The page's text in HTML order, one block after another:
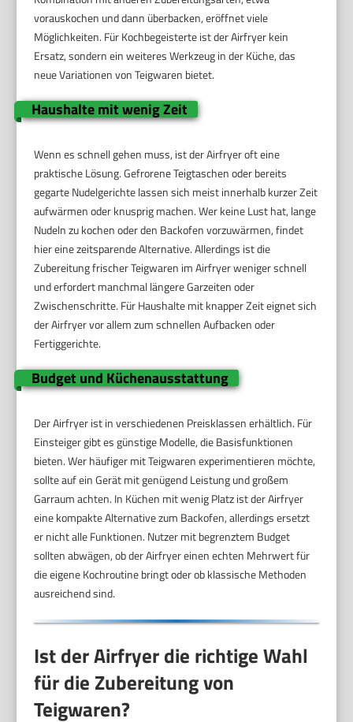
vorauskochen und dann überbacken, eröffnet viele
Möglichkeiten. Für Kochbegeisterte ist der Airfryer kein
Ersatz, sondern ein weiteres Werkzeug in der Küche, das
neue Variationen von Teigwaren bietet.
Haushalte mit wenig Zeit
Wenn es schnell gehen muss, ist der Airfryer oft eine
praktische Lösung. Gefrorene Teigtaschen oder bereits
gegarte Nudelgerichte lassen sich meist innerhalb kurzer Zeit
aufwärmen oder knusprig machen. Wer keine Lust hat, lange
Nudeln zu kochen oder den Backofen vorzuwärmen, findet
hier eine zeitsparende Alternative. Allerdings ist die
Zubereitung frischer Teigwaren im Airfryer weniger schnell
und erfordert manchmal längere Garzeiten oder
Zwischenschritte. Für Haushalte mit knapper Zeit eignet sich
der Airfryer vor allem zum schnellen Aufbacken oder
Fertiggerichte.
Budget und Küchenausstattung
Der Airfryer ist in verschiedenen Preisklassen erhältlich. Für
Einsteiger gibt es günstige Modelle, die Basisfunktionen
bieten. Wer häufiger mit Teigwaren experimentieren möchte,
sollte auf ein Gerät mit genügend Leistung und großem
Garraum achten. In Küchen mit wenig Platz ist der Airfryer
eine kompakte Alternative zum Backofen, allerdings ersetzt
er nicht alle Funktionen. Nutzer mit begrenztem Budget
sollten abwägen, ob der Airfryer einen echten Mehrwert für
die eigene Kochroutine bringt oder ob klassische Methoden
ausreichend sind.
Ist der Airfryer die richtige Wahl
für die Zubereitung von
Teigwaren?